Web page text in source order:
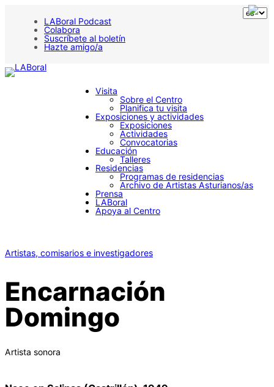
LABoral Podcast
Colabora
Suscríbete al boletín
Hazte amigo/a
Visita
Sobre el Centro
Planifica tu visita
Exposiciones y actividades
Exposiciones
Actividades
Convocatorias
Educación
Talleres
Residencias
Programas de residencias
Archivo de Artistas Asturianos/as
Prensa
LABoral
Apoya al Centro
Artistas, comisarios e investigadores
Encarnación
Domingo
Artista sonora